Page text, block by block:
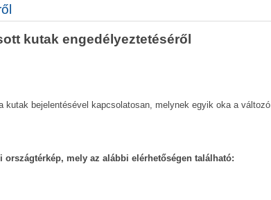
kutak engedélyeztetéséről
bejelentésével kapcsolatosan, melynek egyik oka a változó
mely az alábbi elérhetőségen található: